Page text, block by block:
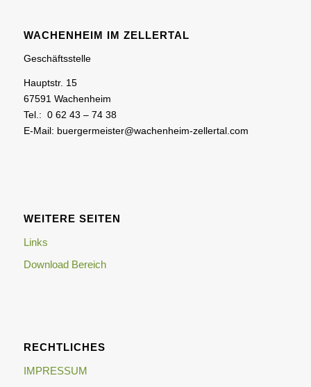
WACHENHEIM IM ZELLERTAL
Geschäftsstelle
Hauptstr. 15
67591 Wachenheim
Tel.: 0 62 43 – 74 38
E-Mail: buergermeister@wachenheim-zellertal.com
WEITERE SEITEN
Links
Download Bereich
RECHTLICHES
IMPRESSUM